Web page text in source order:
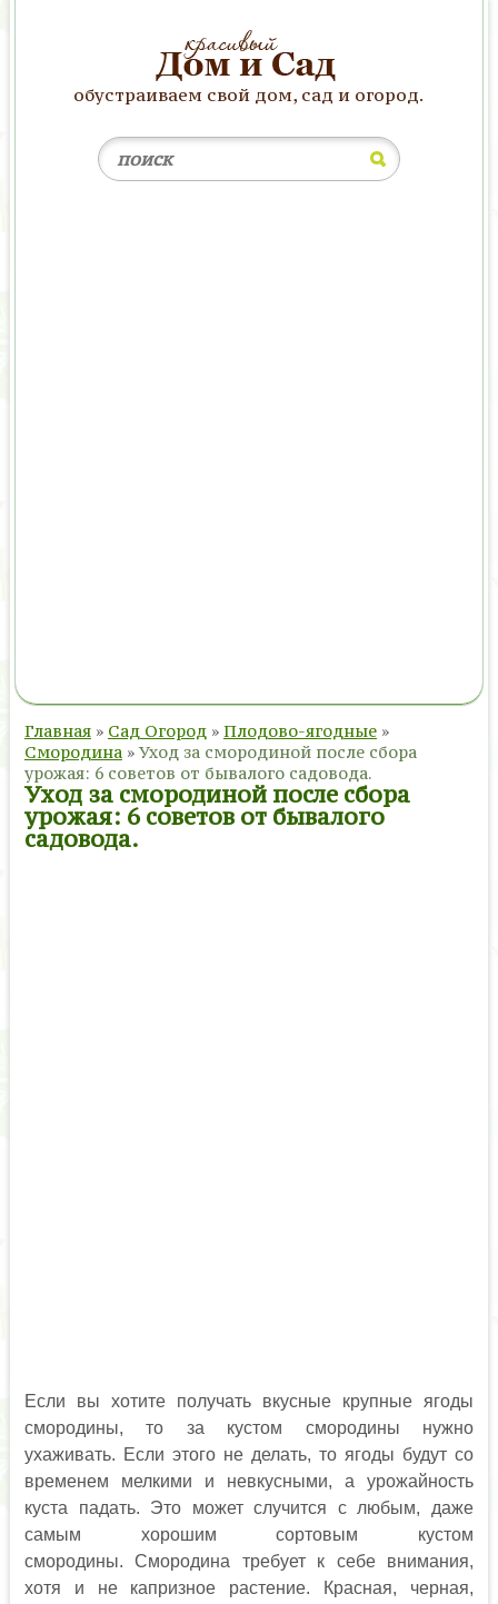
обустраиваем свой дом, сад и огород.
Главная » Сад Огород » Плодово-ягодные »
Смородина »Уход за смородиной после сбора
урожая: 6 советов от бывалого садовода.
Уход за смородиной после сбора
урожая: 6 советов от бывалого
садовода.
Если вы хотите получать вкусные крупные ягоды
смородины, то за кустом смородины нужно
ухаживать. Если этого не делать, то ягоды будут со
временем мелкими и невкусными, а урожайность
куста падать. Это может случится с любым, даже
самым хорошим сортовым кустом
смородины.Смородина требует к себе внимания,
хотя и не капризное растение. Красная, черная,